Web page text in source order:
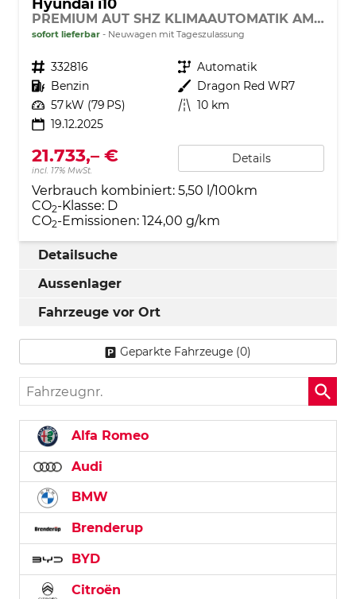
Hyundai i10
PREMIUM AUT SHZ KLIMAAUTOMATIK AMBIENTE ALU RFK PDC NAVI
sofort lieferbar Neuwagen mit Tageszulassung
Fahrzeugnr. 332816 Getriebe Automatik
Kraftstoff Benzin Außenfarbe Dragon Red WR7
Leistung 57 kW (79 PS) Kilometerstand 10 km
19.12.2025
21.733,– €
incl. 17% MwSt.
Details
Verbrauch kombiniert: 5,50 l/100km
CO2-Klasse: D
CO2-Emissionen: 124,00 g/km
Detailsuche
Aussenlager
Fahrzeuge vor Ort
Geparkte Fahrzeuge (0)
Fahrzeugnr.
Alfa Romeo
Audi
BMW
Brenderup
BYD
Citroën